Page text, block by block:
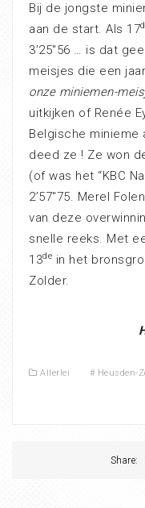
Bij de jongste
aan de start. Als 17
3’25″56 … is dat
meisjes die een
onze miniemen-
uitkijken of Renée
Belgische minieme
deed ze ! Ze won
(of was het “KBC
2’57″75. Merel
van deze
snelle reeks. Met
13de in het
Zolder.
Allerlei # Heusden-
Share: